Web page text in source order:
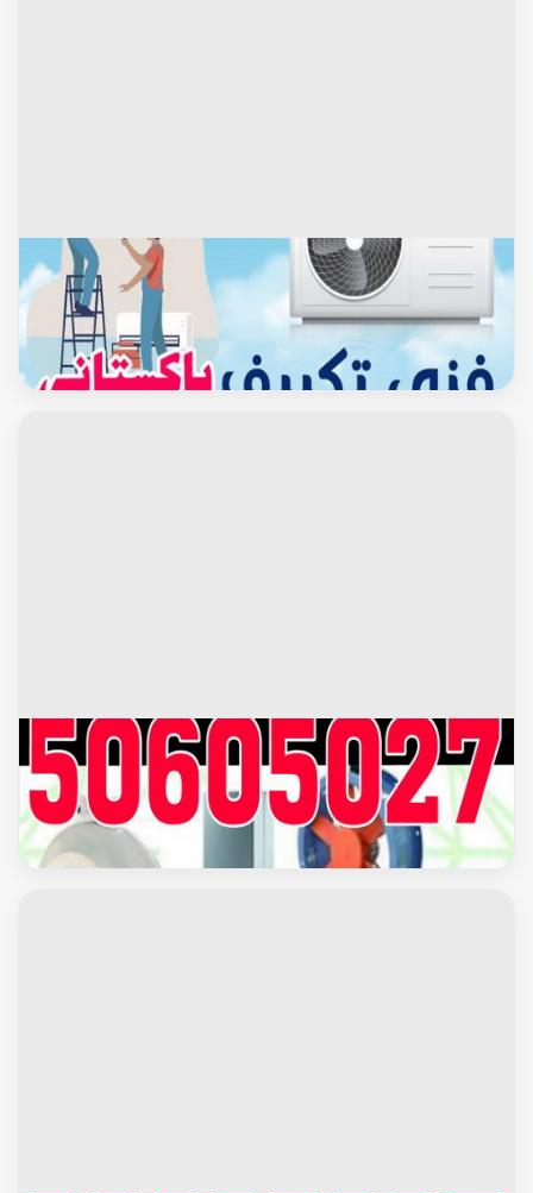
محافظة العاصمة
فني تكييف باكستاني - فنى تكييف مركزي - نشأت 67033718 - فنى
تكييف - شركة تكييف - صيانة تكييف مركزي - تصليح سنترال -
تصليح مكيف - تصليح مكيفات - تصليح تكييف
محافظة حولى
تركيب شفاطات - شفاط - شفاط مطبخ - شفاط حمام - شفاطات
مداخن - تركيب شفاط - فنى شفاطات - 50605027 بالكويت